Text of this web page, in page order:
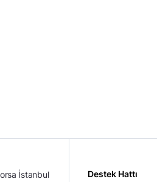
İstanbul Destek Hattı